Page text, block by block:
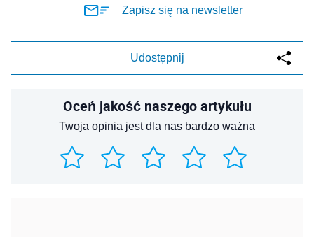
Zapisz się na newsletter
Udostępnij
Oceń jakość naszego artykułu
Twoja opinia jest dla nas bardzo ważna